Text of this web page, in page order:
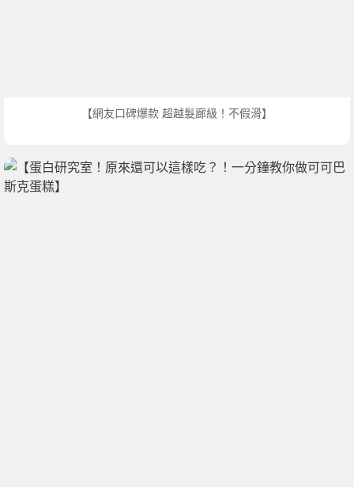
【網友口碑爆款 超越髮廊級！不假滑】